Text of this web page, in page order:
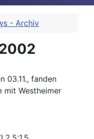
- Archiv
03.11., fanden
mit Westheimer